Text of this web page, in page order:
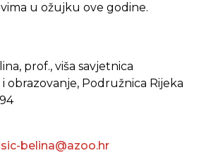
u ožujku ove godine.
prof., viša savjetnica
obrazovanje, Podružnica Rijeka
belina@azoo.hr